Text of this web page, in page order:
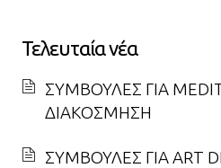
Τελευταία νέα
ΣΥΜΒΟΥΛΕΣ ΓΙΑ
ΔΙΑΚΟΣΜΗΣΗ
ΣΥΜΒΟΥΛΕΣ ΓΙΑ ART